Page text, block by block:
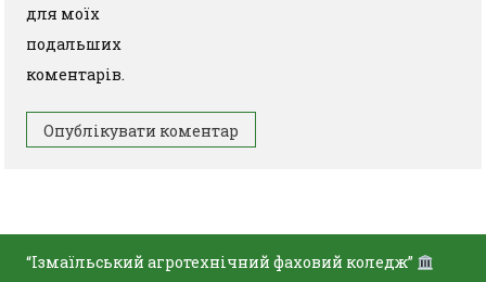
для моїх
подальших
коментарів.
“Ізмаїльський агротехнічний фаховий коледж”